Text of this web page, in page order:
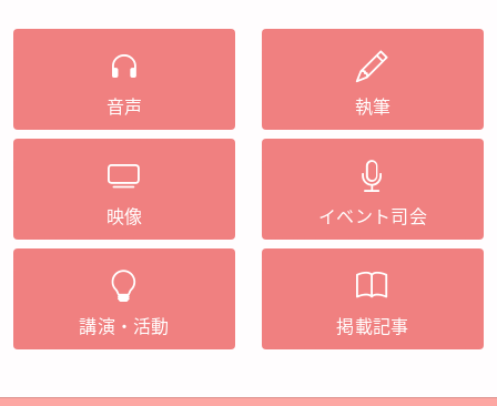
音声 執筆
映像 イベント司会
講演・活動 掲載記事